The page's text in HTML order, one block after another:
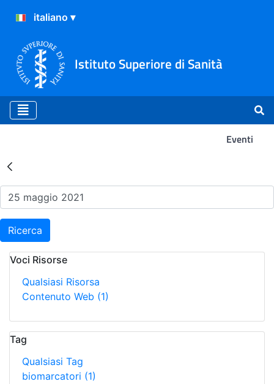
Istituto Superiore di Sanità
Eventi
Risultati della Ricerca -
Ricerca
Voci Risorse
Qualsiasi Risorsa
Contenuto Web (1)
Tag
Qualsiasi Tag
biomarcatori (1)